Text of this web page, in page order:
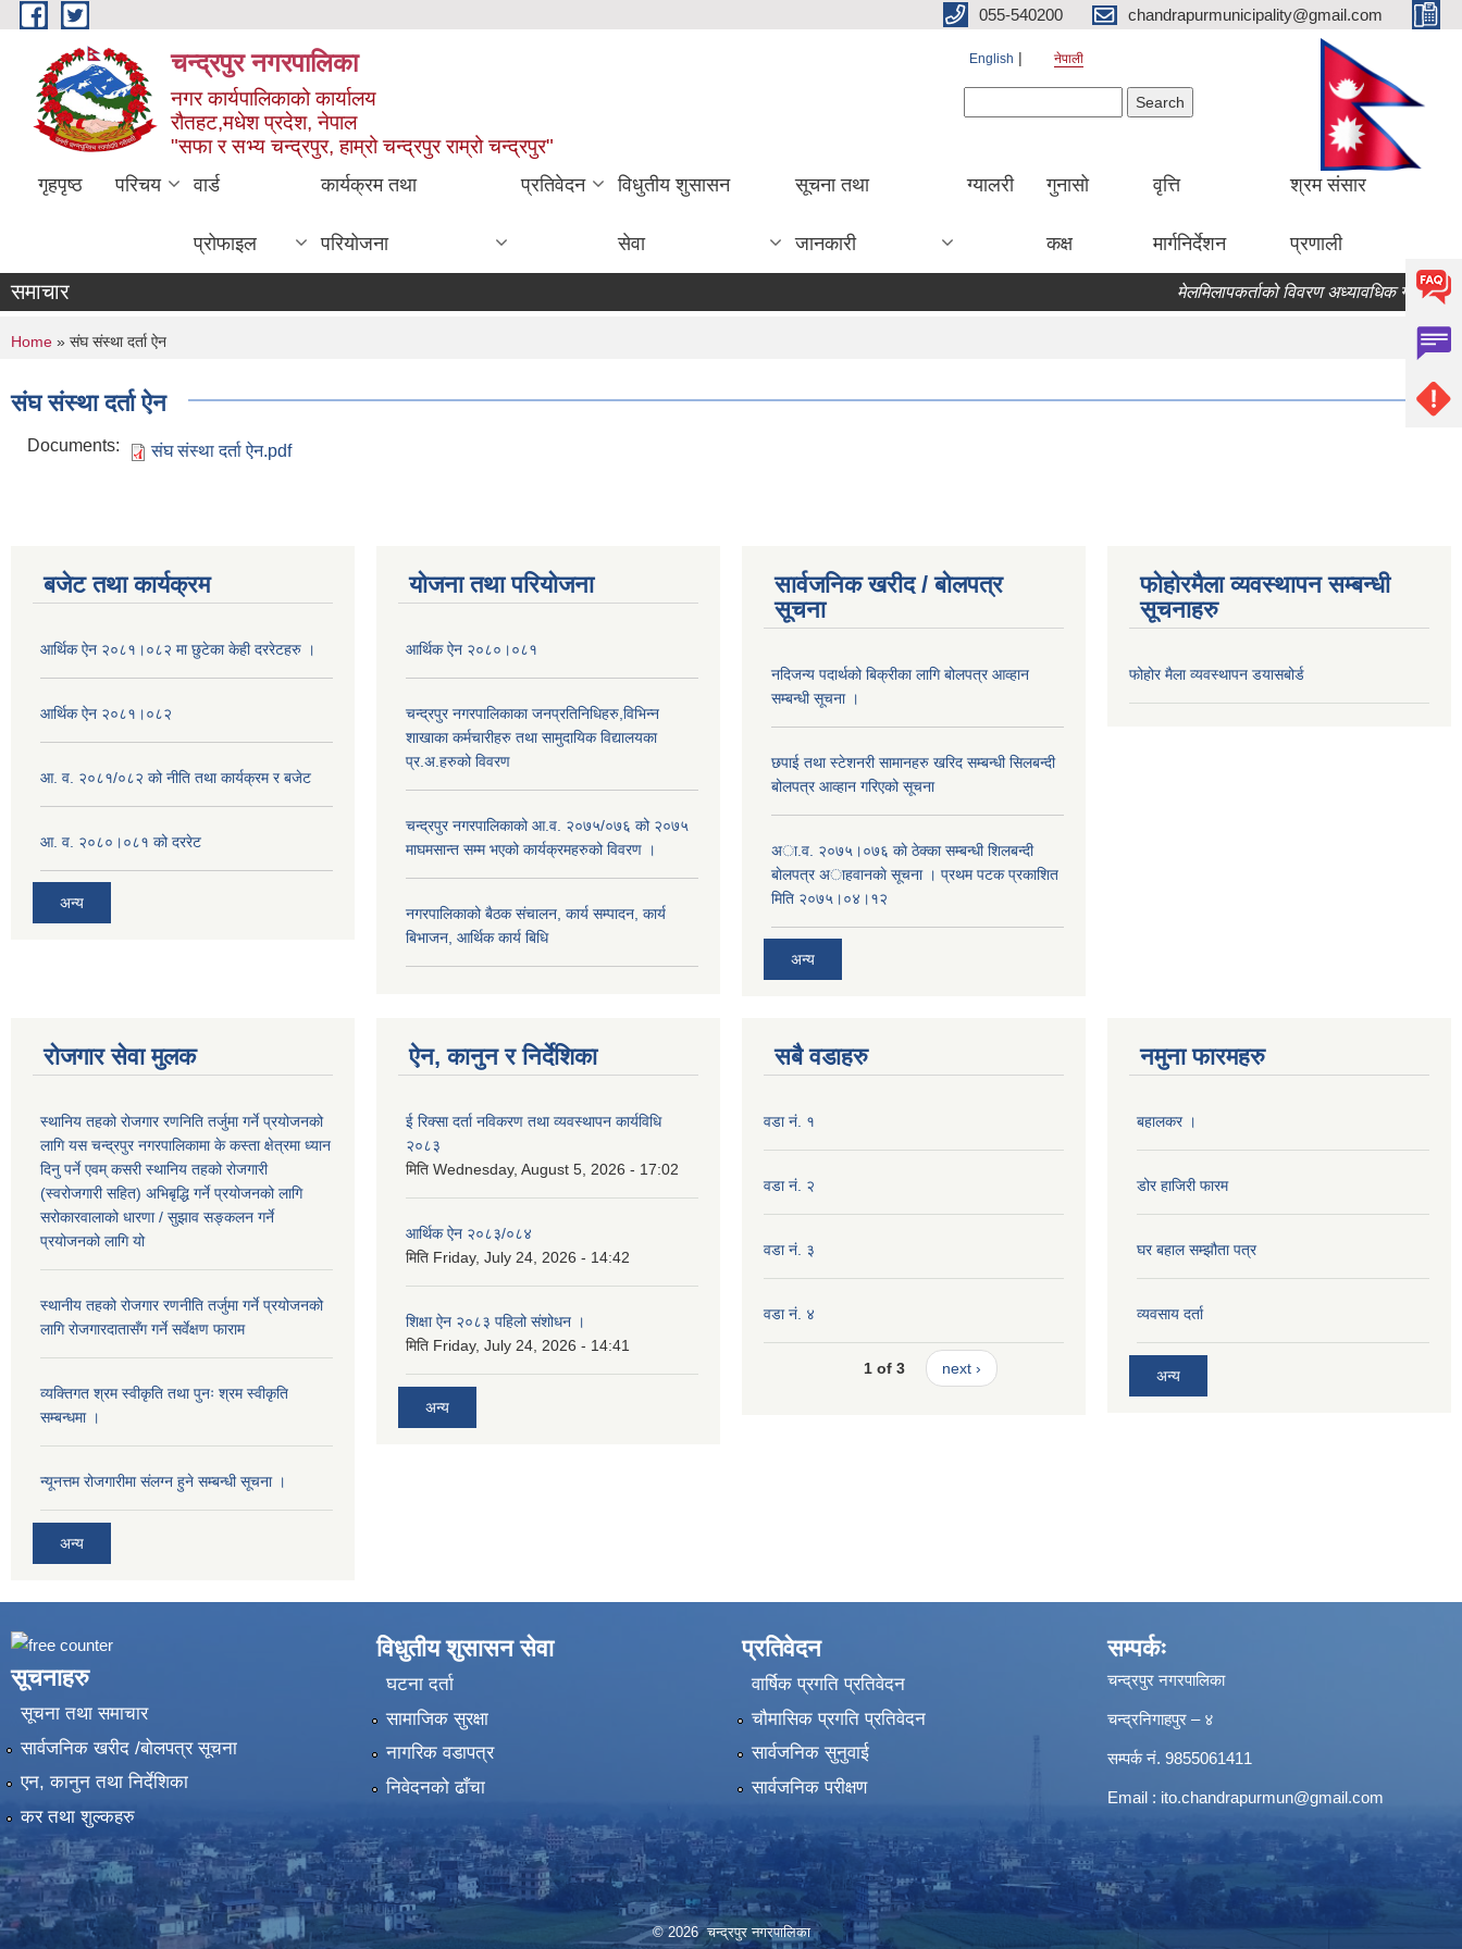
Skip to main content 055-540200 chandrapurmunicipality@gmail.com
चन्द्रपुर नगरपालिका
नगर कार्यपालिकाको कार्यालय
रौतहट,मधेश प्रदेश, नेपाल
"सफा र सभ्य चन्द्रपुर, हाम्रो चन्द्रपुर राम्रो चन्द्रपुर"
English नेपाली
गृहपृष्ठ परिचय वार्ड
प्रोफाइल
कार्यक्रम तथा
परियोजना
प्रतिवेदन विधुतीय शुसासन
सेवा
सूचना तथा
जानकारी
ग्यालरी गुनासो
कक्ष
वृत्ति
मार्गनिर्देशन
श्रम संसार
प्रणाली
समाचार मेलमिलापकर्ताको विवरण अध्यावधिक गर्ने सम्बन्धि
You are here
Home » संघ संस्था दर्ता ऐन
संघ संस्था दर्ता ऐन
Documents: संघ संस्था दर्ता ऐन.pdf
बजेट तथा कार्यक्रम
आर्थिक ऐन २०८१।०८२ मा छुटेका केही दररेटहरु ।
आर्थिक ऐन २०८१।०८२
आ. व. २०८१/०८२ को नीति तथा कार्यक्रम र बजेट
आ. व. २०८०।०८१ को दररेट
अन्य
योजना तथा परियोजना
आर्थिक ऐन २०८०।०८१
चन्द्रपुर नगरपालिकाका जनप्रतिनिधिहरु,विभिन्न
शाखाका कर्मचारीहरु तथा सामुदायिक विद्यालयका
प्र.अ.हरुको विवरण
चन्द्रपुर नगरपालिकाको आ.व. २०७५/०७६ को २०७५
माघमसान्त सम्म भएको कार्यक्रमहरुको विवरण ।
नगरपालिकाको बैठक संचालन, कार्य सम्पादन, कार्य
बिभाजन, आर्थिक कार्य बिधि
सार्वजनिक खरीद / बोलपत्र
सूचना
नदिजन्य पदार्थको बिक्रीका लागि बोलपत्र आव्हान
सम्बन्धी सूचना ।
छपाई तथा स्टेशनरी सामानहरु खरिद सम्बन्धी सिलबन्दी
बोलपत्र आव्हान गरिएको सूचना
अा.व. २०७५।०७६ काे ठेक्का सम्बन्धी शिलबन्दी
बाेलपत्र अाहवानकाे सूचना । प्रथम पटक प्रकाशित
मिति २०७५।०४।१२
अन्य
फोहोरमैला व्यवस्थापन सम्बन्धी
सूचनाहरु
फोहोर मैला व्यवस्थापन डयासबोर्ड
रोजगार सेवा मुलक
स्थानिय तहको रोजगार रणनिति तर्जुमा गर्ने प्रयोजनको
लागि यस चन्द्रपुर नगरपालिकामा के कस्ता क्षेत्रमा ध्यान
दिनु पर्ने एवम् कसरी स्थानिय तहको रोजगारी
(स्वरोजगारी सहित) अभिबृद्धि गर्ने प्रयोजनको लागि
सरोकारवालाको धारणा / सुझाव सङ्कलन गर्ने
प्रयोजनको लागि यो
स्थानीय तहको रोजगार रणनीति तर्जुमा गर्ने प्रयोजनको
लागि रोजगारदातासँग गर्ने सर्वेक्षण फाराम
व्यक्तिगत श्रम स्वीकृति तथा पुनः श्रम स्वीकृति
सम्बन्धमा ।
न्यूनत्तम रोजगारीमा संलग्न हुने सम्बन्धी सूचना ।
अन्य
ऐन, कानुन र निर्देशिका
ई रिक्सा दर्ता नविकरण तथा व्यवस्थापन कार्यविधि
२०८३
मिति Wednesday, August 5, 2026 - 17:02
आर्थिक ऐन २०८३/०८४
मिति Friday, July 24, 2026 - 14:42
शिक्षा ऐन २०८३ पहिलो संशोधन ।
मिति Friday, July 24, 2026 - 14:41
अन्य
सबै वडाहरु
वडा नं. १
वडा नं. २
वडा नं. ३
वडा नं. ४
1 of 3 next ›
नमुना फारमहरु
बहालकर ।
डोर हाजिरी फारम
घर बहाल सम्झौता पत्र
व्यवसाय दर्ता
अन्य
सूचनाहरु
सूचना तथा समाचार
सार्वजनिक खरीद /बोलपत्र सूचना
एन, कानुन तथा निर्देशिका
कर तथा शुल्कहरु
विधुतीय शुसासन सेवा
घटना दर्ता
सामाजिक सुरक्षा
नागरिक वडापत्र
निवेदनको ढाँचा
प्रतिवेदन
वार्षिक प्रगति प्रतिवेदन
चौमासिक प्रगति प्रतिवेदन
सार्वजनिक सुनुवाई
सार्वजनिक परीक्षण
सम्पर्कः
चन्द्रपुर नगरपालिका
चन्द्रनिगाहपुर – ४
सम्पर्क नं. 9855061411
Email : ito.chandrapurmun@gmail.com
© 2026 चन्द्रपुर नगरपालिका